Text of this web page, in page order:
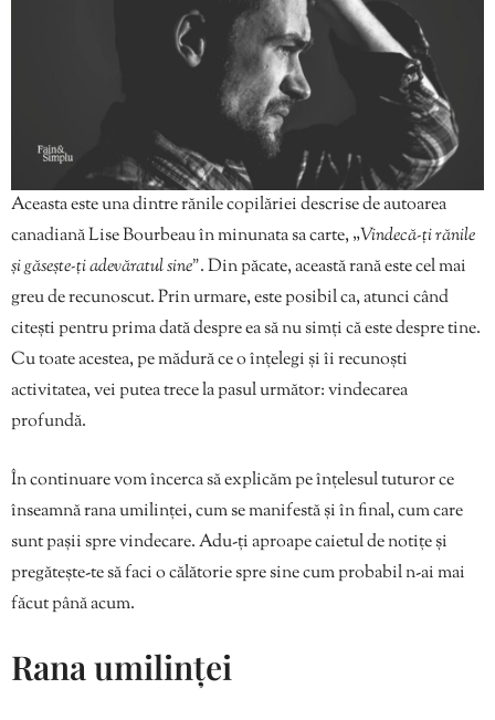
Aceasta este una dintre rănile copilăriei descrise de autoarea
canadiană Lise Bourbeau în minunata sa carte, „Vindecă-ți rănile
și găsește-ți adevăratul sine”. Din păcate, această rană este cel mai
greu de recunoscut. Prin urmare, este posibil ca, atunci când
citești pentru prima dată despre ea să nu simți că este despre tine.
Cu toate acestea, pe mădură ce o înțelegi și îi recunoști
activitatea, vei putea trece la pasul următor: vindecarea
profundă.
În continuare vom încerca să explicăm pe înțelesul tuturor ce
înseamnă rana umilinței, cum se manifestă și în final, cum care
sunt pașii spre vindecare. Adu-ți aproape caietul de notițe și
pregătește-te să faci o călătorie spre sine cum probabil n-ai mai
făcut până acum.
Rana umilinței